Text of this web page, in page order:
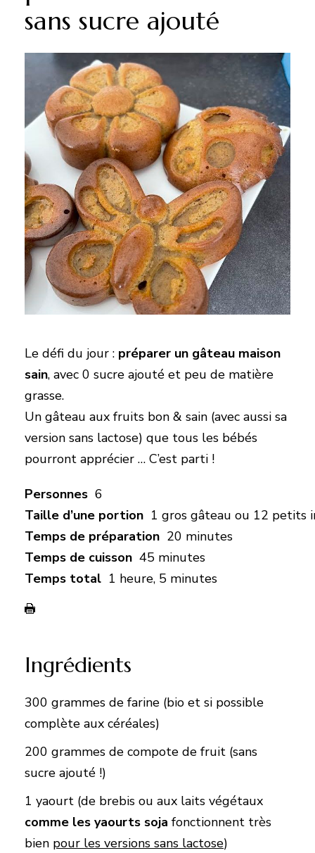
sans sucre ajouté
Le défi du jour : préparer un gâteau maison
sain, avec 0 sucre ajouté et peu de matière
grasse.
Un gâteau aux fruits bon & sain (avec aussi sa
version sans lactose) que tous les bébés
pourront apprécier … C’est parti !
Personnes 6
Taille d’une portion 1 gros gâteau ou 12 petits
Temps de préparation 20 minutes
Temps de cuisson 45 minutes
Temps total 1 heure, 5 minutes
Ingrédients
300 grammes de farine (bio et si possible
complète aux céréales)
200 grammes de compote de fruit (sans
sucre ajouté !)
1 yaourt (de brebis ou aux laits végétaux
comme les yaourts soja fonctionnent très
bien pour les versions sans lactose)